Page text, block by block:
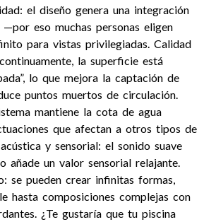
el diseño genera una integración
eso muchas personas eligen
para vistas privilegiadas. Calidad
la superficie está
lo que mejora la captación de
puntos muertos de circulación.
mantiene la cota de agua
que afectan a otros tipos de
y sensorial: el sonido suave
añade un valor sensorial relajante.
se pueden crear infinitas formas,
hasta composiciones complejas con
¿Te gustaría que tu piscina